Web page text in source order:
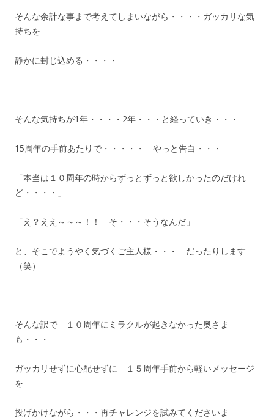
そんな余計な事まで考えてしまいながら・・・・ガッカリな気
持ちを
静かに封じ込める・・・・
そんな気持ちが1年・・・・2年・・・と経っていき・・・
15周年の手前あたりで・・・・・ やっと告白・・・
「本当は１０周年の時からずっとずっと欲しかったのだけれ
ど・・・・」
「え？ええ～～～！！ そ・・・そうなんだ」
と、そこでようやく気づくご主人様・・・ だったりします
（笑）
そんな訳で １０周年にミラクルが起きなかった奥さま
も・・・
ガッカリせずに心配せずに １５周年手前から軽いメッセージ
を
投げかけながら・・・再チャレンジを試みてくださいま